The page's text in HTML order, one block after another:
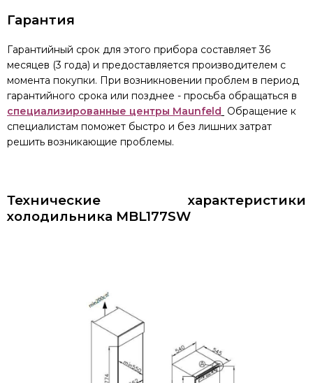
Гарантия
Гарантийный срок для этого прибора составляет 36
месяцев (3 года) и предоставляется производителем с
момента покупки. При возникновении проблем в период
гарантийного срока или позднее - просьба обращаться в
специализированные центры Maunfeld Обращение к
специалистам поможет быстро и без лишних затрат
решить возникающие проблемы.
Технические характеристики
холодильника MBL177SW